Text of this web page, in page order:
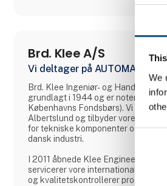
We
Brd. Klee A/S
Vi deltager på AUTOMATIK
Brd. Klee Ingeniør- og
grundlagt i 1944 og er noteret på
Københavns Fondsbørs). Vi er
Albertslund og tilbyder vore kunder
for tekniske komponenter og
dansk industri.
I 2011 åbnede Klee Engineering i
servicerer vore internationale
og kvalitetskontrollerer produkter